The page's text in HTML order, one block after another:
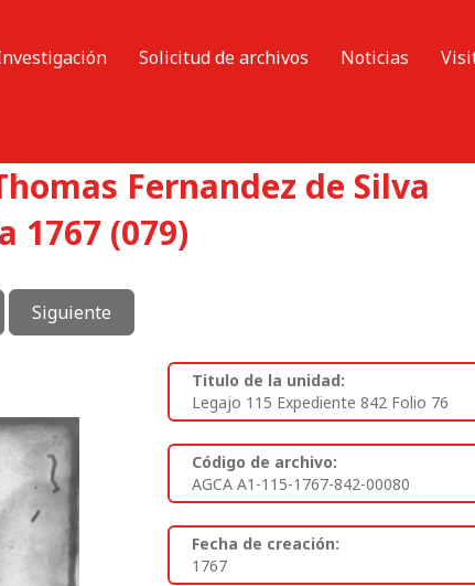
Solicitud de archivos Noticias
Fernandez de Silva
1767 (079)
Siguiente
Titulo de la unidad:
Legajo 115 Expediente 842 Folio 76
Código de archivo:
AGCA A1-115-1767-842-00080
Fecha de creación:
1767